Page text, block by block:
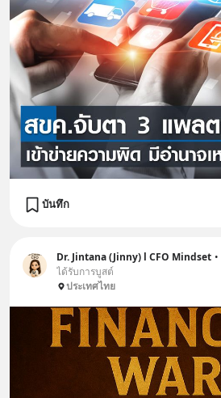
บันทึก
Dr. Jintana (Jinny) l CFO Mindset •
ได้รับการบูสต์
ประเทศไทย